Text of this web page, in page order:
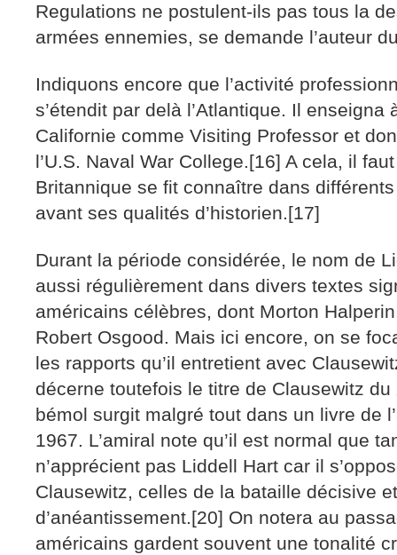
Regulations ne postulent-ils pas tous la
armées ennemies, se demande l’auteur
Indiquons encore que l’activité
s’étendit par delà l’Atlantique. Il enseigna
Californie comme Visiting Professor et
l’U.S. Naval War College.[16] A cela, il
Britannique se fit connaître dans
avant ses qualités d’historien.[17]
Durant la période considérée, le nom de
aussi régulièrement dans divers textes
américains célèbres, dont Morton
Robert Osgood. Mais ici encore, on se
les rapports qu’il entretient avec
décerne toutefois le titre de Clausewitz
bémol surgit malgré tout dans un livre de
1967. L’amiral note qu’il est normal que
n’apprécient pas Liddell Hart car il
Clausewitz, celles de la bataille décisive
d’anéantissement.[20] On notera au
américains gardent souvent une tonalité